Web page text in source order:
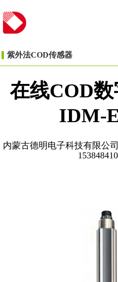
紫外法COD传感器
在线COD
IDM-
内蒙古德明电子科技有限公